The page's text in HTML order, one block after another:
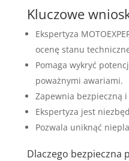
Kluczowe
Ekspertyza
ocenę stanu
Pomaga wykryć
poważnymi awariami.
Zapewnia bezpieczną
Ekspertyza jest
Pozwala uniknąć
Dlaczego bezpieczna